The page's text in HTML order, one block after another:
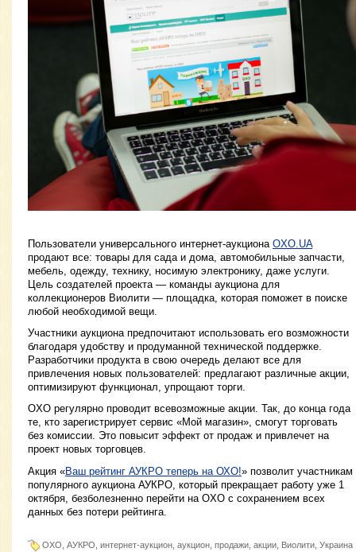
Пользователи универсального интернет-аукциона OXO.UA
продают все: товары для сада и дома, автомобильные запчасти,
мебель, одежду, технику, носимую электронику, даже услуги.
Цель создателей проекта — команды аукциона для
коллекционеров Виолити — площадка, которая поможет в поиске
любой необходимой вещи.
Участники аукциона предпочитают использовать его возможности
благодаря удобству и продуманной технической поддержке.
Разработчики продукта в свою очередь делают все для
привлечения новых пользователей: предлагают различные акции,
оптимизируют функционал, упрощают торги.
OXO регулярно проводит всевозможные акции. Так, до конца года
те, кто зарегистрирует сервис «Мой магазин», смогут торговать
без комиссии. Это повысит эффект от продаж и привлечет на
проект новых торговцев.
Акция «Ваш рейтинг АУКРО теперь на ОХО!» позволит участникам
популярного аукциона АУКРО, который прекращает работу уже 1
октября, безболезненно перейти на OXO с сохранением всех
данных без потери рейтинга.
OXO, АУКРО, интернет-аукцион, аукцион, продажи, акции, Виолити, Украина